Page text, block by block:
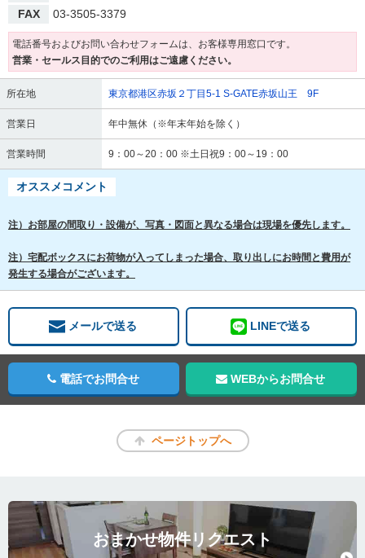
FAX
03-3505-3379
電話番号およびお問い合わせフォームは、お客様専用窓口です。
営業・セールス目的でのご利用はご遠慮ください。
所在地 東京都港区赤坂２丁目5-1 S-GATE赤坂山王 9F
営業日 年中無休（※年末年始を除く）
営業時間 9：00～20：00 ※土日祝9：00～19：00
オススメコメント
注）お部屋の間取り・設備が、写真・図面と異なる場合は現場を優先します。
注）宅配ボックスにお荷物が入ってしまった場合、取り出しにお時間と費用が
発生する場合がございます。
メールで送る LINEで送る
電話でお問合せ WEBからお問合せ
ページトップへ
おまかせ物件リクエスト